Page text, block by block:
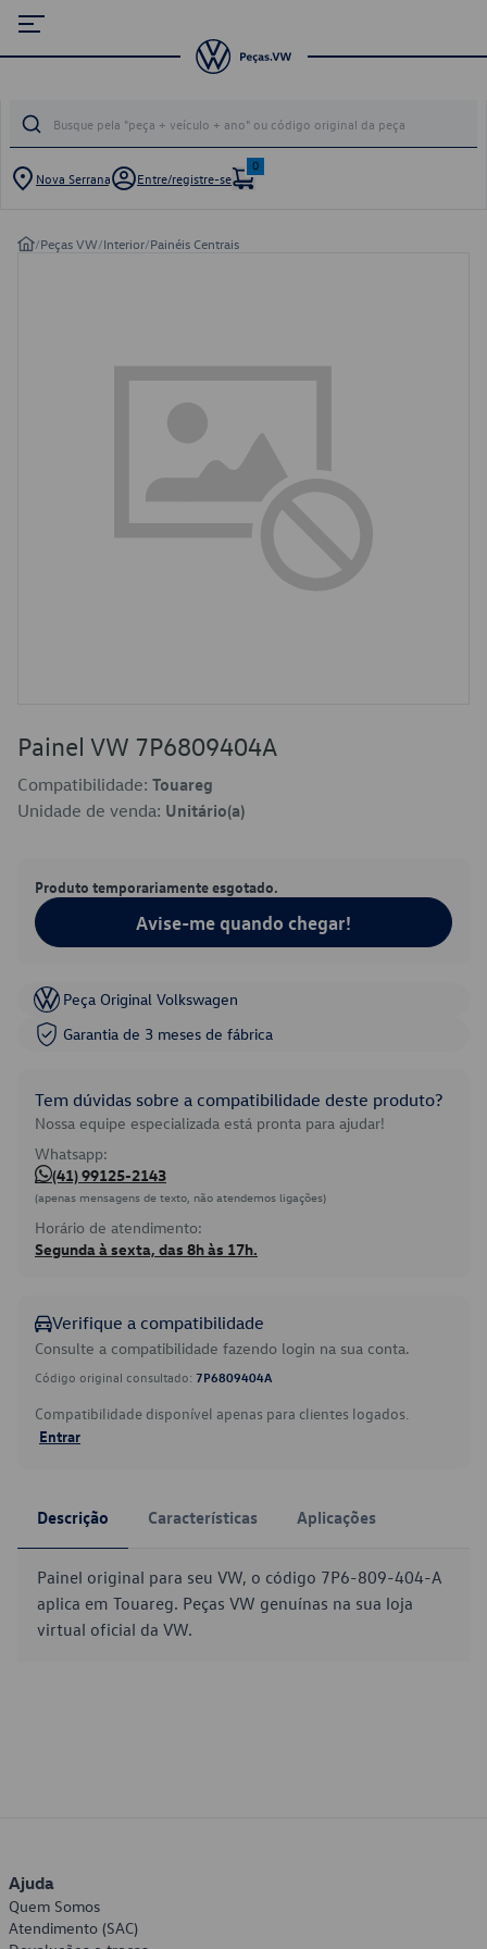
Nova Serrana Entre/registre-se
0
/Peças VW/Interior/Painéis Centrais
Painel VW 7P6809404A
Compatibilidade: Touareg
Unidade de venda: Unitário(a)
Produto temporariamente esgotado.
Avise-me quando chegar!
Peça Original Volkswagen
Garantia de 3 meses de fábrica
Tem dúvidas sobre a compatibilidade deste produto?
Nossa equipe especializada está pronta para ajudar!
Whatsapp:
(41) 99125-2143
(apenas mensagens de texto, não atendemos ligações)
Horário de atendimento:
Segunda à sexta, das 8h às 17h.
Verifique a compatibilidade
Consulte a compatibilidade fazendo login na sua conta.
Código original consultado: 7P6809404A
Compatibilidade disponível apenas para clientes logados.
Entrar
Descrição Características Aplicações
Painel original para seu VW, o código 7P6-809-404-A
aplica em Touareg. Peças VW genuínas na sua loja
virtual oficial da VW.
Ajuda
Quem Somos
Atendimento (SAC)